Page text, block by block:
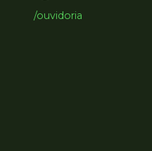
/ouvidoria